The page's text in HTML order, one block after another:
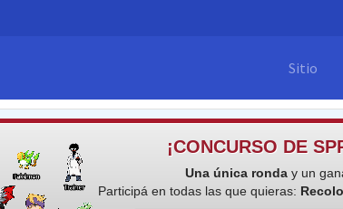
Sitio
¡CONCURSO DE
Una única ronday un
Participá en todas las que quieras: